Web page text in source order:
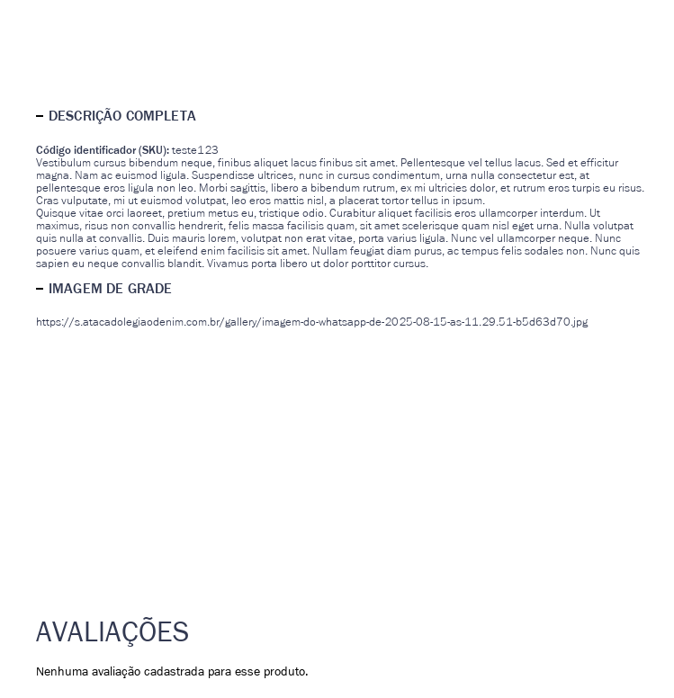
DESCRIÇÃO COMPLETA
Código identificador (SKU):teste123
Vestibulum cursus bibendum neque, finibus aliquet lacus finibus sit amet. Pellentesque vel tellus lacus. Sed et efficitur
magna. Nam ac euismod ligula. Suspendisse ultrices, nunc in cursus condimentum, urna nulla consectetur est, at
pellentesque eros ligula non leo. Morbi sagittis, libero a bibendum rutrum, ex mi ultricies dolor, et rutrum eros turpis eu risus.
Cras vulputate, mi ut euismod volutpat, leo eros mattis nisl, a placerat tortor tellus in ipsum.
Quisque vitae orci laoreet, pretium metus eu, tristique odio. Curabitur aliquet facilisis eros ullamcorper interdum. Ut
maximus, risus non convallis hendrerit, felis massa facilisis quam, sit amet scelerisque quam nisl eget urna. Nulla volutpat
quis nulla at convallis. Duis mauris lorem, volutpat non erat vitae, porta varius ligula. Nunc vel ullamcorper neque. Nunc
posuere varius quam, et eleifend enim facilisis sit amet. Nullam feugiat diam purus, ac tempus felis sodales non. Nunc quis
sapien eu neque convallis blandit. Vivamus porta libero ut dolor porttitor cursus.
IMAGEM DE GRADE
https://s.atacadolegiaodenim.com.br/gallery/imagem-do-whatsapp-de-2025-08-15-as-11.29.51-b5d63d70.jpg
Nenhuma avaliação cadastrada para esse produto.